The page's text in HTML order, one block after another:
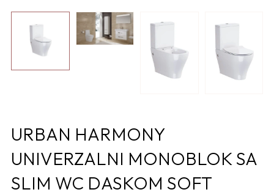
URBAN HARMONY
UNIVERZALNI MONOBLOK SA
SLIM WC DASKOM SOFT